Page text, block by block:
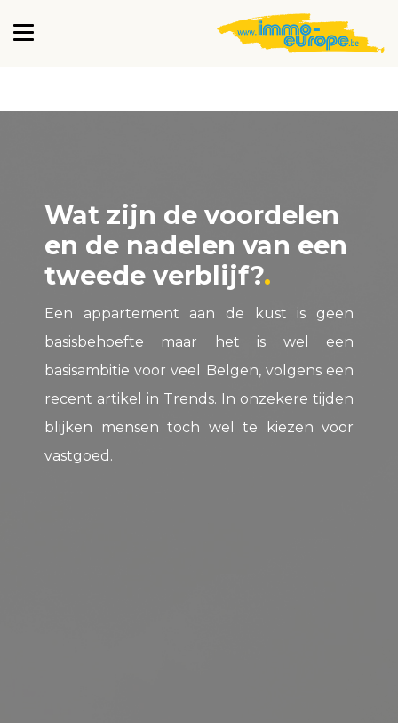
Wat zijn de voordelen
en de nadelen van een
tweede verblijf?
Een appartement aan de kust is geen
basisbehoefte maar het is wel een
basisambitie voor veel Belgen, volgens een
recent artikel in Trends. In onzekere tijden
blijken mensen toch wel te kiezen voor
vastgoed.